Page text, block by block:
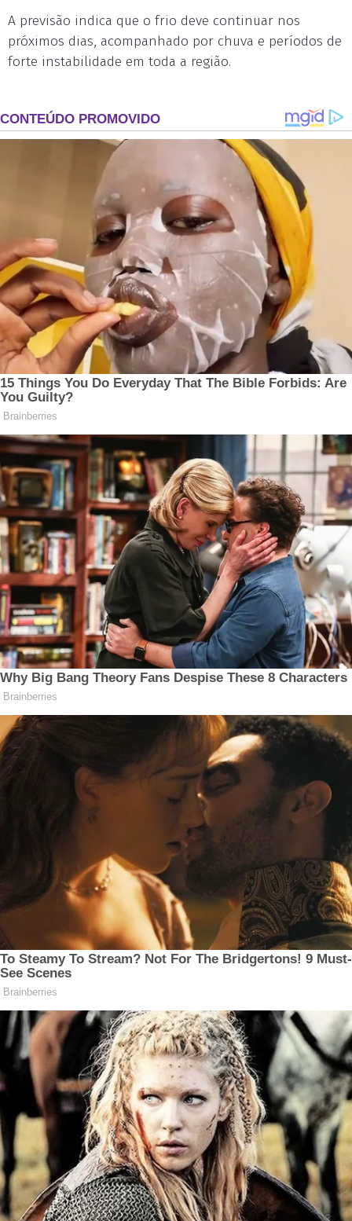
A previsão indica que o frio deve continuar nos
próximos dias, acompanhado por chuva e períodos de
forte instabilidade em toda a região.